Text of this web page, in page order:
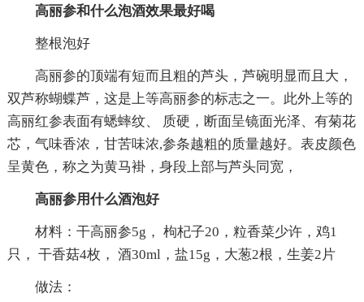
高丽参和什么泡酒效果最好喝
整根泡好
高丽参的顶端有短而且粗的芦头，芦碗明显而且大，
双芦称蝴蝶芦，这是上等高丽参的标志之一。此外上等的
高丽红参表面有蟋蟀纹、 质硬，断面呈镜面光泽、有菊花
芯，气味香浓，甘苦味浓,参条越粗的质量越好。表皮颜色
呈黄色，称之为黄马褂，身段上部与芦头同宽，
高丽参用什么酒泡好
材料：干高丽参5g， 枸杞子20，粒香菜少许，鸡1
只， 干香菇4枚， 酒30ml，盐15g，大葱2根，生姜2片
做法：